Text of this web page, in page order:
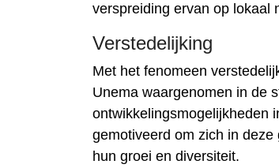
verspreiding ervan op lokaal
Verstedelijking
Met het fenomeen
Unema waargenomen in de
ontwikkelingsmogelijkheden
gemotiveerd om zich in
hun groei en diversiteit.